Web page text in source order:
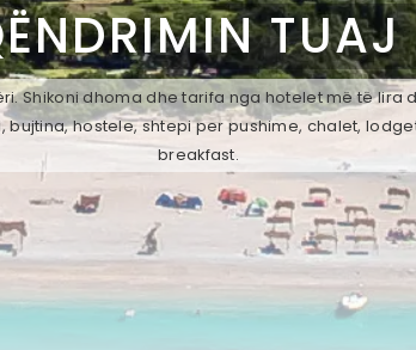
TUAJ
Shikoni dhoma dhe tarifa nga hotelet më të lira
hostele, shtepi per pushime, chalet,
breakfast.